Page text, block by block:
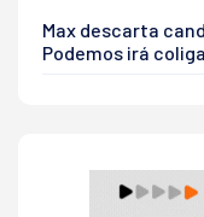
Max descarta
Podemos irá